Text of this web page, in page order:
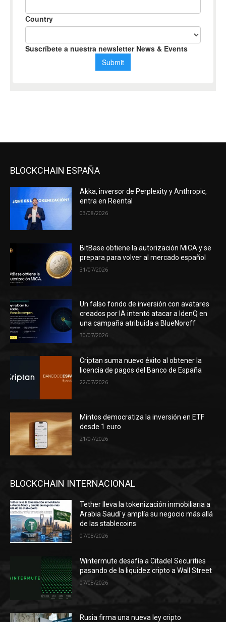
BLOCKCHAIN ESPAÑA
Akka, inversor de Perplexity y Anthropic,
entra en Reental
03/08/2026
BitBase obtiene la autorización MiCA y se
prepara para volver al mercado español
31/07/2026
Un falso fondo de inversión con avatares
creados por IA intentó atacar a IdenQ en
una campaña atribuida a BlueNoroff
30/07/2026
Criptan suma nuevo éxito al obtener la
licencia de pagos del Banco de España
22/07/2026
Mintos democratiza la inversión en ETF
desde 1 euro
21/07/2026
BLOCKCHAIN INTERNACIONAL
Tether lleva la tokenización inmobiliaria a
Arabia Saudí y amplía su negocio más allá
de las stablecoins
07/08/2026
Wintermute desafía a Citadel Securities
pasando de la liquidez cripto a Wall Street
07/08/2026
Rusia firma una nueva ley cripto